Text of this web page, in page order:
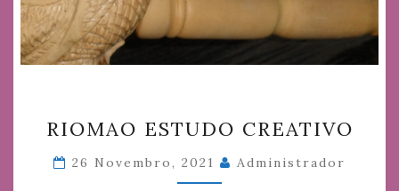
ESTUDO
CREATIVO
RIOMAO ESTUDO CREATIVO
26 Novembro, 2021 Administrador